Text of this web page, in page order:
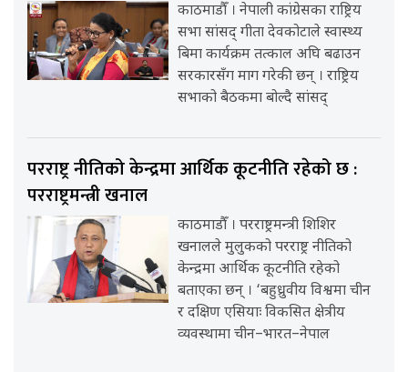
काठमाडौँ । नेपाली कांग्रेसका राष्ट्रिय
सभा सांसद् गीता देवकोटाले स्वास्थ्य
बिमा कार्यक्रम तत्काल अघि बढाउन
सरकारसँग माग गरेकी छन् । राष्ट्रिय
सभाको बैठकमा बोल्दै सांसद्
परराष्ट्र नीतिको केन्द्रमा आर्थिक कूटनीति रहेको छ :
परराष्ट्रमन्त्री खनाल
काठमाडौँ । परराष्ट्रमन्त्री शिशिर
खनालले मुलुकको परराष्ट्र नीतिको
केन्द्रमा आर्थिक कूटनीति रहेको
बताएका छन् । ‘बहुध्रुवीय विश्वमा चीन
र दक्षिण एसियाः विकसित क्षेत्रीय
व्यवस्थामा चीन–भारत–नेपाल